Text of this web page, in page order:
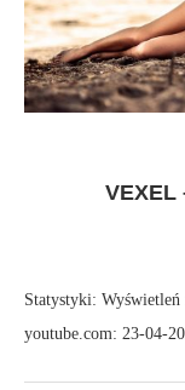
VEXEL
Statystyki: Wyświetleń
youtube.com: 23-04-